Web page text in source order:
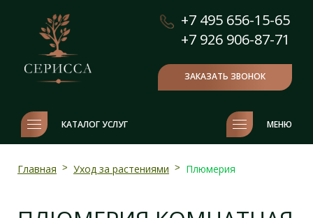
+7 495 656-15-65
+7 926 906-87-71
ЗАКАЗАТЬ ЗВОНОК
КАТАЛОГ УСЛУГ МЕНЮ
Главная > Уход за растениями > Плюмерия